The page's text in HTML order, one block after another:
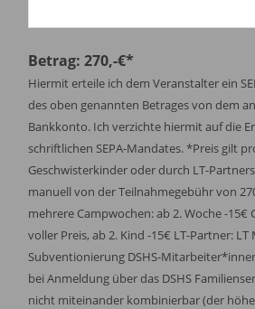
Betrag: 270,-€*
Hiermit erteile ich dem Veranstalter ein
des oben genannten Betrages von dem
Bankkonto. Ich verzichte hiermit auf die
schriftlichen SEPA-Mandates. *Preis gilt
Geschwisterkinder oder durch LT-
manuell von der Teilnahmegebühr von
mehrere Campwochen: ab 2. Woche -15€
voller Preis, ab 2. Kind -15€ LT-Partner:
Subventionierung DSHS-
bei Anmeldung über das DSHS
nicht miteinander kombinierbar (der